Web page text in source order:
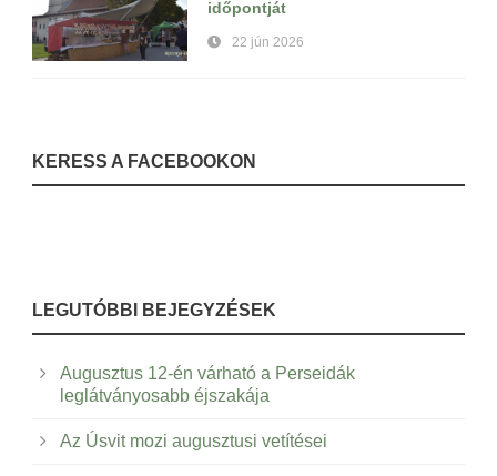
időpontját
22 jún 2026
KERESS A FACEBOOKON
LEGUTÓBBI BEJEGYZÉSEK
Augusztus 12-én várható a Perseidák
leglátványosabb éjszakája
Az Úsvit mozi augusztusi vetítései